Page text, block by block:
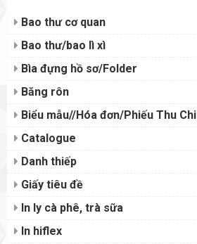
Bao thư cơ quan
Bao thư/bao lì xì
Bìa đựng hồ sơ/Folder
Băng rôn
Biểu mẫu//Hóa đơn/Phiếu Thu Chi
Catalogue
Danh thiếp
Giấy tiêu đề
In ly cà phê, trà sữa
In hiflex